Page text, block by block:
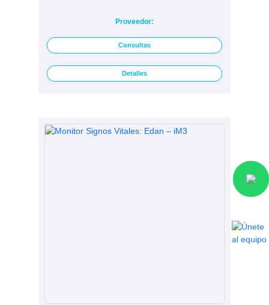
Proveedor:
Consultas
Detalles